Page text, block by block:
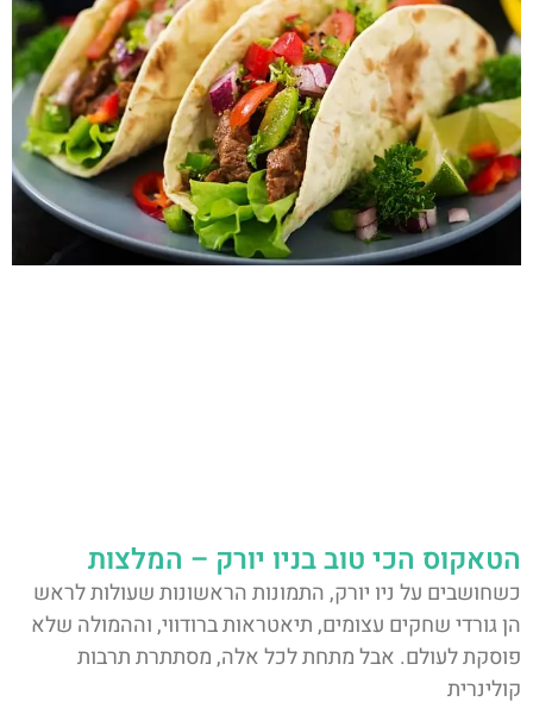
הטאקוס הכי טוב בניו יורק – המלצות
כשחושבים על ניו יורק, התמונות הראשונות שעולות לראש
הן גורדי שחקים עצומים, תיאטראות ברודווי, וההמולה שלא
פוסקת לעולם. אבל מתחת לכל אלה, מסתתרת תרבות
קולינרית